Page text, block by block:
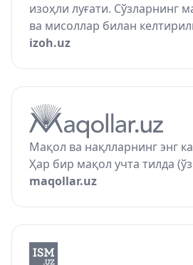
изоҳли луғати. Сўзларнинг
ва мисоллар билан
izoh.uz
Мақол ва нақлларнинг энг
Ҳар бир мақол учта тилда
maqollar.uz